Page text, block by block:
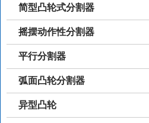
简型凸轮式分割器
摇摆动作性分割器
平行分割器
弧面凸轮分割器
异型凸轮